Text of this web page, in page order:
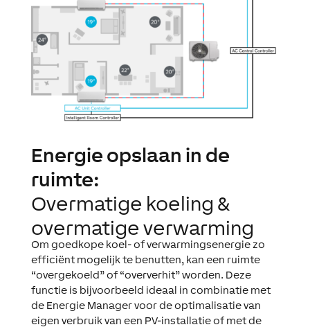
Energie opslaan in de
ruimte:
Overmatige koeling &
overmatige verwarming
Om goedkope koel- of verwarmingsenergie zo
efficiënt mogelijk te benutten, kan een ruimte
“overgekoeld” of “oververhit” worden. Deze
functie is bijvoorbeeld ideaal in combinatie met
de Energie Manager voor de optimalisatie van
eigen verbruik van een PV-installatie of met de